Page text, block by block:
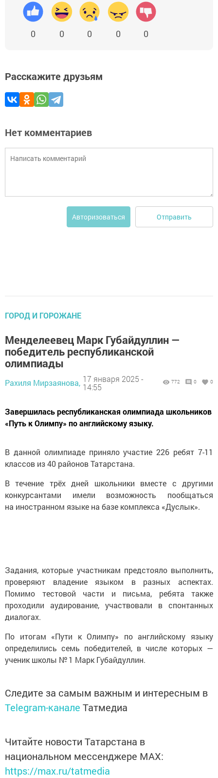
0 0 0 0 0
Расскажите друзьям
Нет комментариев
Авторизоваться Отправить
ГОРОД И ГОРОЖАНЕ
Менделеевец Марк Губайдуллин —
победитель республиканской
олимпиады
Рахиля Мирзаянова, 17 января 2025 -
14:55
772 0 0
Завершилась республиканская олимпиада школьников
«Путь к Олимпу» по английскому языку.
В данной олимпиаде приняло участие 226 ребят 7-11
классов из 40 районов Татарстана.
В течение трёх дней школьники вместе с другими
конкурсантами имели возможность пообщаться
на иностранном языке на базе комплекса «Дуслык».
Задания, которые участникам предстояло выполнить,
проверяют владение языком в разных аспектах.
Помимо тестовой части и письма, ребята также
проходили аудирование, участвовали в спонтанных
диалогах.
По итогам «Пути к Олимпу» по английскому языку
определились семь победителей, в числе которых —
ученик школы № 1 Марк Губайдуллин.
Следите за самым важным и интересным в
Telegram-канале Татмедиа
Читайте новости Татарстана в
национальном мессенджере MАХ:
https://max.ru/tatmedia